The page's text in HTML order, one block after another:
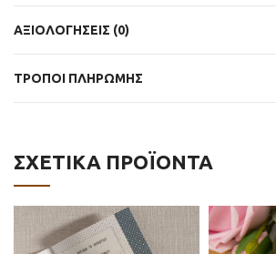
ΑΞΙΟΛΟΓΉΣΕΙΣ (0)
ΤΡΟΠΟΙ ΠΛΗΡΩΜΗΣ
ΣΧΕΤΙΚΆ ΠΡΟΪΌΝΤΑ